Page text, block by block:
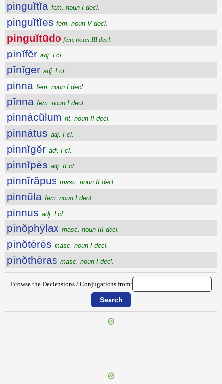
pinguĭtĭa fem. noun I decl.
pinguĭtĭes fem. noun V decl.
pinguĭtūdo fem. noun III decl.
pīnĭfĕr adj. I cl.
pīnĭger adj. I cl.
pinna fem. noun I decl.
pīnna fem. noun I decl.
pinnācŭlum nt. noun II decl.
pinnātus adj. I cl.
pinnĭgĕr adj. I cl.
pinnĭpēs adj. II cl.
pinnĭrăpus masc. noun II decl.
pinnŭla fem. noun I decl.
pinnus adj. I cl.
pīnŏphȳlax masc. noun III decl.
pīnŏtērēs masc. noun I decl.
pīnŏthēras masc. noun I decl.
Browse the Declensions / Conjugations from: